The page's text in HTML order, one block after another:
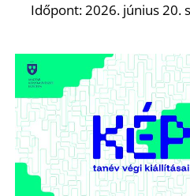
Időpont: 2026. június 20.